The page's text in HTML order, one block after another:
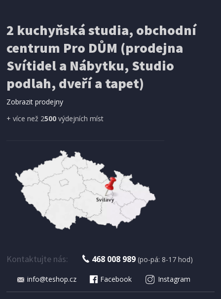
169 Kč Přidat do košíku
SÁČKY DO VYSAVAČE
Koma WB02PL, 4ks
2 kuchyňská studia, obchodní
centrum Pro DŮM (prodejna
Svítidel a Nábytku, Studio
podlah, dveří a tapet)
Zobrazit prodejny
+ více než 2500 výdejních míst
Kontaktujte nás: 468 008 989 (po-pá: 8-17 hod)
info@teshop.cz Facebook Instagram